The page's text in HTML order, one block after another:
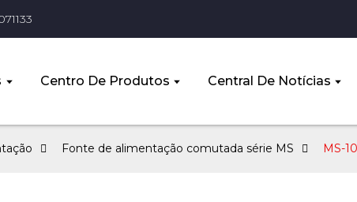
Centro De Produtos Central De Notícias
Fonte de alimentação comutada série MS MS-